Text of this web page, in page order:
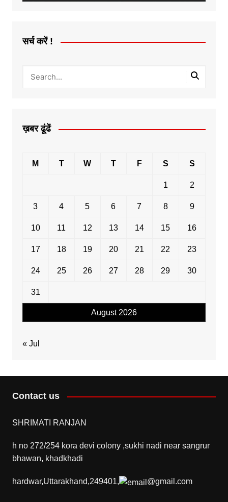
सर्च करें !
ख़बर ढूंढें
August 2026
M T W T F S S
1 2
3 4 5 6 7 8 9
10 11 12 13 14 15 16
17 18 19 20 21 22 23
24 25 26 27 28 29 30
31
« Jul
Contact us
SHRIMATI RANJAN
h no 272/254 kora devi colony ,sukhi nadi near sangrur
bhawan, khadkhadi
hardwar,Uttarakhand,249401, @gmail.com